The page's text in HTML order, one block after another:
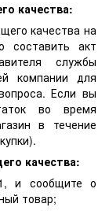
качества:
качества на
составить акт
службы
компании для
Если вы
во время
в течение
качества:
и сообщите о
товар;